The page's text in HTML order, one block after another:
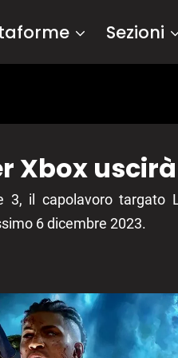
Sezioni
Xbox
3, il capolavoro targato
6 dicembre 2023.